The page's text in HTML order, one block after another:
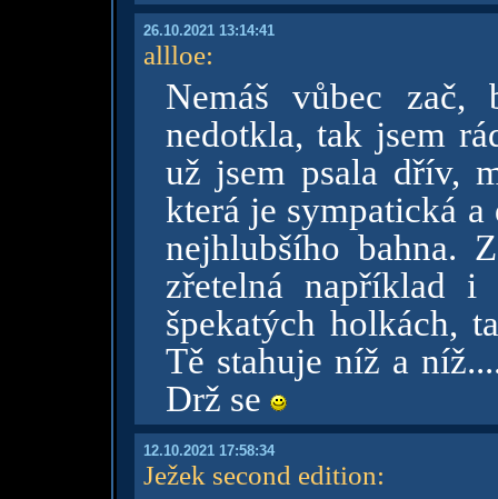
26.10.2021 13:14:41
allloe:
Nemáš vůbec zač,
nedotkla, tak jsem
už jsem psala dřív,
která je sympatická
nejhlubšího bahna.
zřetelná například
špekatých holkách,
Tě stahuje níž a
Drž se
12.10.2021 17:58:34
Ježek second edition: